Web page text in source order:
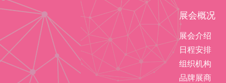
展会概况
展会介绍
日程安排
组织机构
品牌展商